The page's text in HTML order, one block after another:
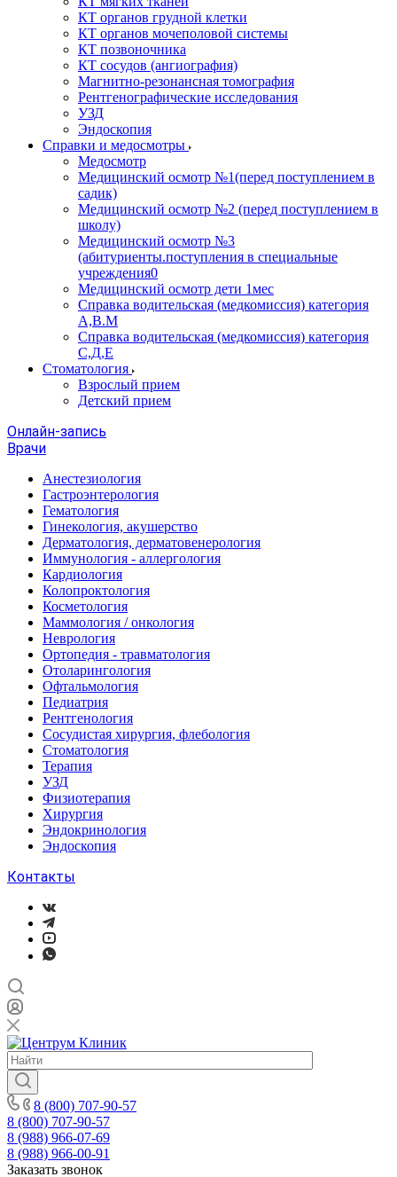
КТ органов грудной клетки
КТ органов мочеполовой системы
КТ позвоночника
КТ сосудов (ангиография)
Магнитно-резонансная томография
Рентгенографические исследования
УЗД
Эндоскопия
Справки и медосмотры
Медосмотр
Медицинский осмотр №1(перед поступлением в
садик)
Медицинский осмотр №2 (перед поступлением в
школу)
Медицинский осмотр №3
(абитуриенты.поступления в специальные
учреждения0
Медицинский осмотр дети 1мес
Справка водительская (медкомиссия) категория
А,В.М
Справка водительская (медкомиссия) категория
С,Д,Е
Стоматология
Взрослый прием
Детский прием
Онлайн-запись
Врачи
Анестезиология
Гастроэнтерология
Гематология
Гинекология, акушерство
Дерматология, дерматовенерология
Иммунология - аллергология
Кардиология
Колопроктология
Косметология
Маммология / онкология
Неврология
Ортопедия - травматология
Отоларингология
Офтальмология
Педиатрия
Рентгенология
Сосудистая хирургия, флебология
Стоматология
Терапия
УЗД
Физиотерапия
Хирургия
Эндокринология
Эндоскопия
Контакты
8 (800) 707-90-57
8 (800) 707-90-57
8 (988) 966-07-69
8 (988) 966-00-91
Заказать звонок